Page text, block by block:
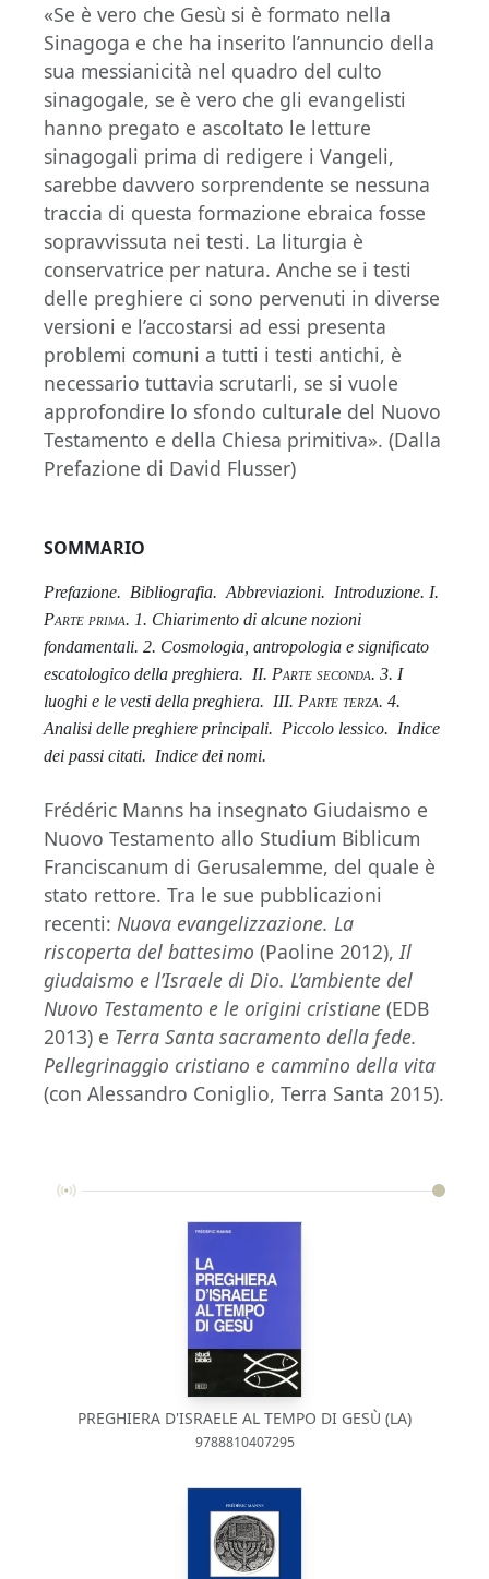
«Se è vero che Gesù si è formato nella
Sinagoga e che ha inserito l’annuncio della
sua messianicità nel quadro del culto
sinagogale, se è vero che gli evangelisti
hanno pregato e ascoltato le letture
sinagogali prima di redigere i Vangeli,
sarebbe davvero sorprendente se nessuna
traccia di questa formazione ebraica fosse
sopravvissuta nei testi. La liturgia è
conservatrice per natura. Anche se i testi
delle preghiere ci sono pervenuti in diverse
versioni e l’accostarsi ad essi presenta
problemi comuni a tutti i testi antichi, è
necessario tuttavia scrutarli, se si vuole
approfondire lo sfondo culturale del Nuovo
Testamento e della Chiesa primitiva». (Dalla
Prefazione di David Flusser)
SOMMARIO
Prefazione. Bibliografia. Abbreviazioni. Introduzione. I.
Parte prima. 1. Chiarimento di alcune nozioni
fondamentali. 2. Cosmologia, antropologia e significato
escatologico della preghiera. II. Parte seconda. 3. I
luoghi e le vesti della preghiera. III. Parte terza. 4.
Analisi delle preghiere principali. Piccolo lessico. Indice
dei passi citati. Indice dei nomi.
Frédéric Manns ha insegnato Giudaismo e
Nuovo Testamento allo Studium Biblicum
Franciscanum di Gerusalemme, del quale è
stato rettore. Tra le sue pubblicazioni
recenti: Nuova evangelizzazione. La
riscoperta del battesimo (Paoline 2012),Il
giudaismo e l’Israele di Dio. L’ambiente del
Nuovo Testamento e le origini cristiane (EDB
2013) e Terra Santa sacramento della fede.
Pellegrinaggio cristiano e cammino della vita
(con Alessandro Coniglio, Terra Santa 2015).
PREGHIERA D'ISRAELE AL TEMPO DI GESÙ (LA)
9788810407295